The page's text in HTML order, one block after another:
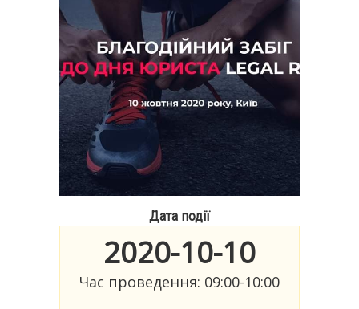
Дата події
2020-10-10
Час проведення: 09:00-10:00